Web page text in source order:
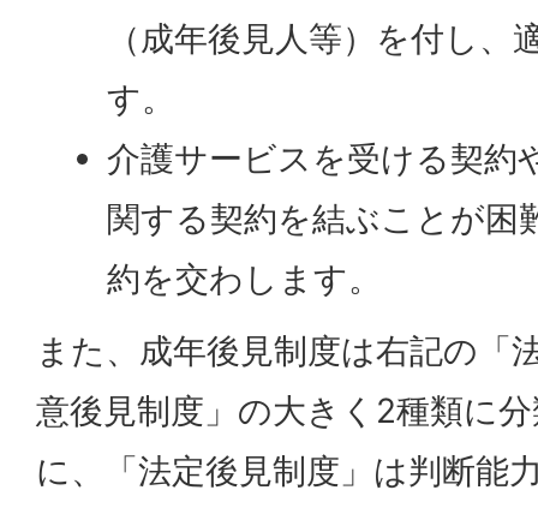
（成年後見人等）を付し、
す。
介護サービスを受ける契約
関する契約を結ぶことが困
約を交わします。
また、成年後見制度は右記の「
意後見制度」の大きく2種類に
に、「法定後見制度」は判断能